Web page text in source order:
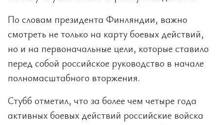
По словам президента Финляндии, важно
смотреть не только на карту боевых действий,
но и на первоначальные цели, которые ставило
перед собой российское руководство в начале
полномасштабного вторжения.
Стубб отметил, что за более чем четыре года
активных боевых действий российские войска